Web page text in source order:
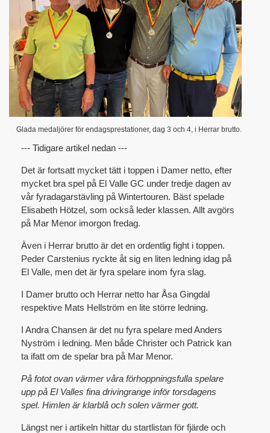
Glada medaljörer för endagsprestationer, dag 3 och 4, i Herrar brutto.
--- Tidigare artikel nedan ---
Det är fortsatt mycket tätt i toppen i Damer netto, efter
mycket bra spel på El Valle GC under tredje dagen av
vår fyradagarstävling på Wintertouren. Bäst spelade
Elisabeth Hötzel, som också leder klassen. Allt avgörs
på Mar Menor imorgon fredag.
Även i Herrar brutto är det en ordentlig fight i toppen.
Peder Carstenius ryckte åt sig en liten ledning idag på
El Valle, men det är fyra spelare inom fyra slag.
I Damer brutto och Herrar netto har Åsa Gingdal
respektive Mats Hellström en lite större ledning.
I Andra Chansen är det nu fyra spelare med Anders
Nyström i ledning. Men både Christer och Patrick kan
ta ifatt om de spelar bra på Mar Menor.
På fotot ovan värmer våra förhoppningsfulla spelare
upp på El Valles fina drivingrange inför torsdagens
spel. Himlen är klarblå och solen värmer gott.
Längst ner i artikeln hittar du startlistan för fjärde och